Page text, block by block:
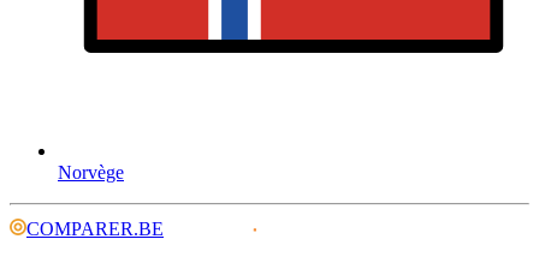
Norvège
COMPARER.BE